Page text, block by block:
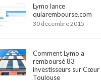
Lymo lance
quiarembourse.com
30 décembre 2015
Comment Lymo a
remboursé 83
investisseurs sur Cœur
Toulouse